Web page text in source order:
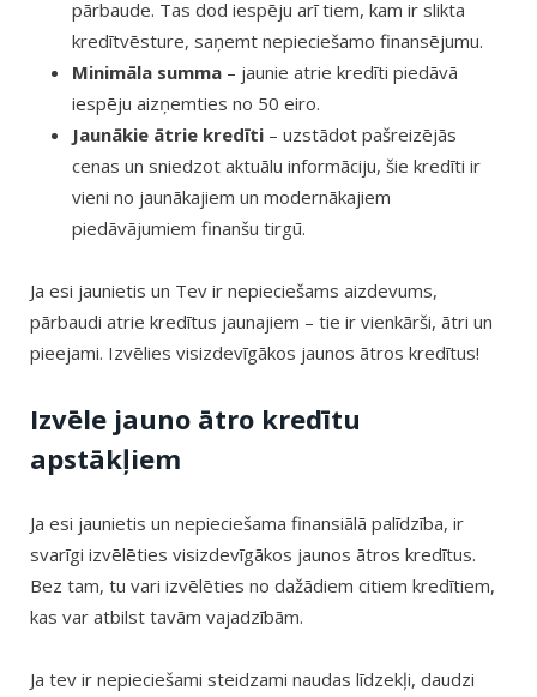
pārbaude. Tas dod iespēju arī tiem, kam ir slikta
kredītvēsture, saņemt nepieciešamo finansējumu.
Minimāla summa – jaunie atrie kredīti piedāvā
iespēju aizņemties no 50 eiro.
Jaunākie ātrie kredīti – uzstādot pašreizējās
cenas un sniedzot aktuālu informāciju, šie kredīti ir
vieni no jaunākajiem un modernākajiem
piedāvājumiem finanšu tirgū.
Ja esi jaunietis un Tev ir nepieciešams aizdevums,
pārbaudi atrie kredītus jaunajiem – tie ir vienkārši, ātri un
pieejami. Izvēlies visizdevīgākos jaunos ātros kredītus!
Izvēle jauno ātro kredītu
apstākļiem
Ja esi jaunietis un nepieciešama finansiālā palīdzība, ir
svarīgi izvēlēties visizdevīgākos jaunos ātros kredītus.
Bez tam, tu vari izvēlēties no dažādiem citiem kredītiem,
kas var atbilst tavām vajadzībām.
Ja tev ir nepieciešami steidzami naudas līdzekļi, daudzi